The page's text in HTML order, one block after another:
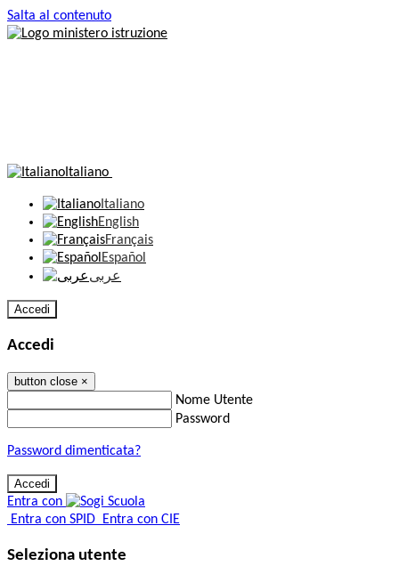
Salta al contenuto
Italiano
Italiano
English
Français
Español
عربى
Accedi
Accedi
button close ×
Nome Utente
Password
Password dimenticata?
Entra con
Entra con SPID Entra con CIE
Seleziona utente